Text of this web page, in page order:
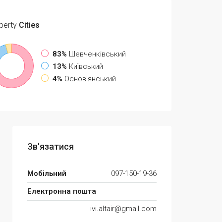
Cities
83% Шевченківський
13% Київський
4% Основ'янський
Зв'язатися
Мобільний
097-150-19-36
Електронна пошта
ivi.altair@gmail.com